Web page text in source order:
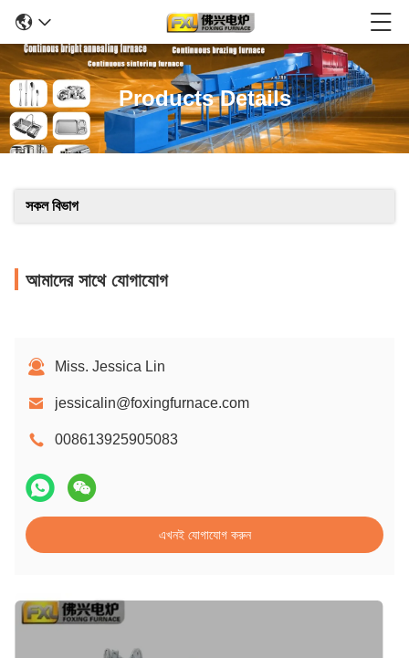
Products Details
সকল বিভাগ
আমাদের সাথে যোগাযোগ
Miss. Jessica Lin
jessicalin@foxingfurnace.com
008613925905083
এখনই যোগাযোগ করুন